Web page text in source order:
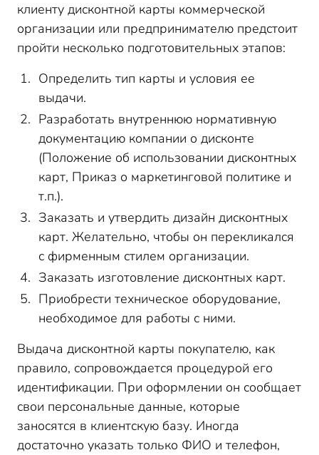
клиенту дисконтной карты коммерческой
организации или предпринимателю предстоит
пройти несколько подготовительных этапов:
Определить тип карты и условия ее
выдачи.
Разработать внутреннюю нормативную
документацию компании о дисконте
(Положение об использовании дисконтных
карт, Приказ о маркетинговой политике и
т.п.).
Заказать и утвердить дизайн дисконтных
карт. Желательно, чтобы он перекликался
с фирменным стилем организации.
Заказать изготовление дисконтных карт.
Приобрести техническое оборудование,
необходимое для работы с ними.
Выдача дисконтной карты покупателю, как
правило, сопровождается процедурой его
идентификации. При оформлении он сообщает
свои персональные данные, которые
заносятся в клиентскую базу. Иногда
достаточно указать только ФИО и телефон,